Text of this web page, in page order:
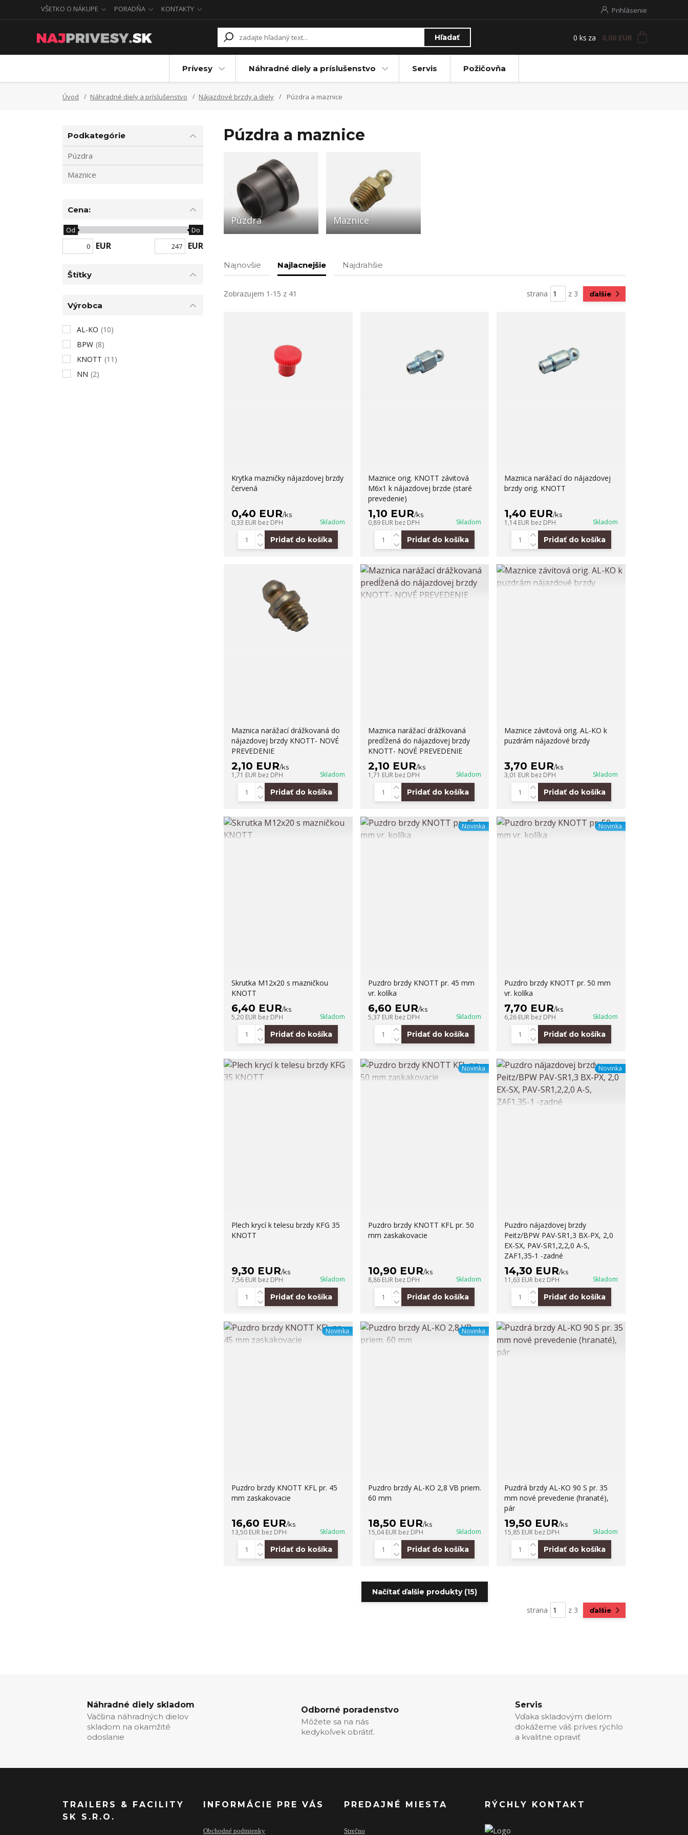
VŠETKO O NÁKUPE PORADŇA KONTAKTY Prihlásenie
Hľadať 0 ks za 0,00 EUR
Prívesy Náhradné diely a príslušenstvo Servis Požičovňa
Úvod Náhradné diely a príslušenstvo Nájazdové brzdy a diely Púzdra a maznice
Púzdra a maznice
Púzdra Maznice
Najnovšie Najlacnejšie Najdrahšie
Zobrazujem 1-15 z 41 strana z 3 ďalšie
Krytka mazničky nájazdovej brzdy
červená
0,40 EUR/ks
0,33 EUR bez DPH Skladom
Pridať do košíka
Maznice orig. KNOTT závitová
M6x1 k nájazdovej brzde (staré
prevedenie)
1,10 EUR/ks
0,89 EUR bez DPH Skladom
Pridať do košíka
Maznica narážací do nájazdovej
brzdy orig. KNOTT
1,40 EUR/ks
1,14 EUR bez DPH Skladom
Pridať do košíka
Maznica narážací drážkovaná do
nájazdovej brzdy KNOTT- NOVÉ
PREVEDENIE
2,10 EUR/ks
1,71 EUR bez DPH Skladom
Pridať do košíka
Maznica narážací drážkovaná
predĺžená do nájazdovej brzdy
KNOTT- NOVÉ PREVEDENIE
2,10 EUR/ks
1,71 EUR bez DPH Skladom
Pridať do košíka
Maznice závitová orig. AL-KO k
puzdrám nájazdové brzdy
3,70 EUR/ks
3,01 EUR bez DPH Skladom
Pridať do košíka
Skrutka M12x20 s mazničkou
KNOTT
6,40 EUR/ks
5,20 EUR bez DPH Skladom
Pridať do košíka
Novinka
Puzdro brzdy KNOTT pr. 45 mm
vr. kolíka
6,60 EUR/ks
5,37 EUR bez DPH Skladom
Pridať do košíka
Novinka
Puzdro brzdy KNOTT pr. 50 mm
vr. kolíka
7,70 EUR/ks
6,26 EUR bez DPH Skladom
Pridať do košíka
Plech krycí k telesu brzdy KFG 35
KNOTT
9,30 EUR/ks
7,56 EUR bez DPH Skladom
Pridať do košíka
Novinka
Puzdro brzdy KNOTT KFL pr. 50
mm zaskakovacie
10,90 EUR/ks
8,86 EUR bez DPH Skladom
Pridať do košíka
Novinka
Puzdro nájazdovej brzdy
Peitz/BPW PAV-SR1,3 BX-PX, 2,0
EX-SX, PAV-SR1,2,2,0 A-S,
ZAF1,35-1 -zadné
14,30 EUR/ks
11,63 EUR bez DPH Skladom
Pridať do košíka
Novinka
Puzdro brzdy KNOTT KFL pr. 45
mm zaskakovacie
16,60 EUR/ks
13,50 EUR bez DPH Skladom
Pridať do košíka
Novinka
Puzdro brzdy AL-KO 2,8 VB priem.
60 mm
18,50 EUR/ks
15,04 EUR bez DPH Skladom
Pridať do košíka
Puzdrá brzdy AL-KO 90 S pr. 35
mm nové prevedenie (hranaté),
pár
19,50 EUR/ks
15,85 EUR bez DPH Skladom
Pridať do košíka
Načítať ďalšie produkty (15)
strana z 3 ďalšie
Podkategórie
Púzdra
Maznice
Cena:
EUR
Od Do
EUR
Štítky
Výrobca
AL-KO (10)
BPW (8)
KNOTT (11)
NN (2)
Náhradné diely skladom
Väčšina náhradných dielov
skladom na okamžité
odoslanie
Odborné poradenstvo
Môžete sa na nás
kedykoľvek obrátiť.
Servis
Vďaka skladovým dielom
dokážeme váš príves rýchlo
a kvalitne opraviť
TRAILERS & FACILITY
SK S.R.O.
INFORMÁCIE PRE VÁS
Obchodné podmienky
PREDAJNÉ MIESTA
Strečno
RÝCHLY KONTAKT